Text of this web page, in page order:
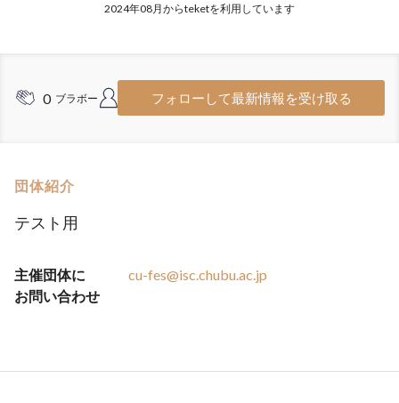
2024年08月からteketを利用しています
0 ブラボー フォロワー
フォローして最新情報を受け取る
団体紹介
テスト用
主催団体に
お問い合わせ
cu-fes@isc.chubu.ac.jp